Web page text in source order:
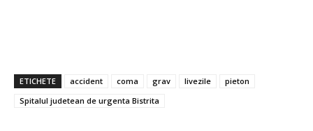
ETICHETE accident coma grav livezile
pieton
Spitalul judetean de urgenta Bistrita